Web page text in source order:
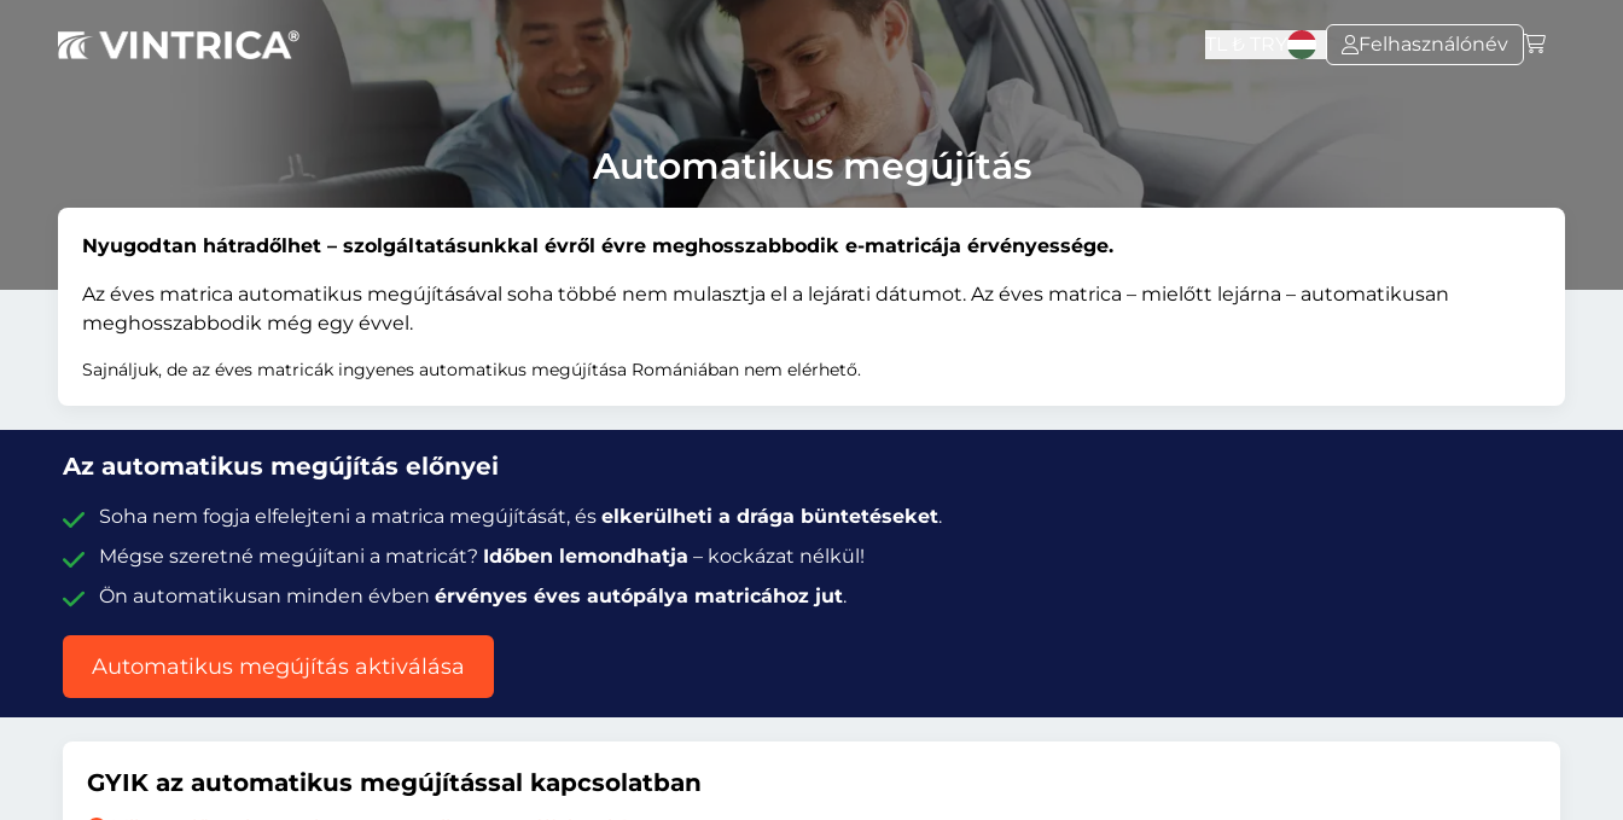
Felhasználónév
Automatikus megújítás
Nyugodtan hátradőlhet – szolgáltatásunkkal évről évre meghosszabbodik e-matricája érvényessége.
Az éves matrica automatikus megújításával soha többé nem mulasztja el a lejárati dátumot. Az éves matrica – mielőtt lejárna – automatikusan
meghosszabbodik még egy évvel.
Sajnáljuk, de az éves matricák ingyenes automatikus megújítása Romániában nem elérhető.
Az automatikus megújítás előnyei
Soha nem fogja elfelejteni a matrica megújítását, éselkerülheti a drága büntetéseket.
Mégse szeretné megújítani a matricát? Időben lemondhatja – kockázat nélkül!
Ön automatikusan minden évbenérvényes éves autópálya matricához jut.
Automatikus megújítás aktiválása
GYIK az automatikus megújítással kapcsolatban